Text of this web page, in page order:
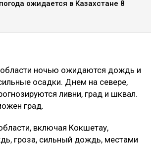
ожидается в Казахстане 8
области ночью ожидаются дождь и
осадки. Днем на севере,
ливни, град и шквал.
град.
включая Кокшетау,
гроза, сильный дождь, местами